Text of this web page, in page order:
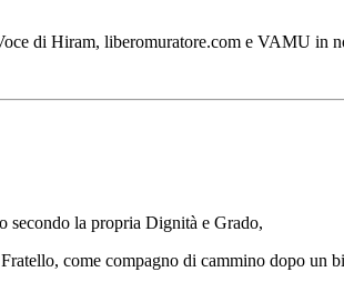
di Hiram, liberomuratore.com e VAMU in
secondo la propria Dignità e Grado,
come compagno di cammino dopo un